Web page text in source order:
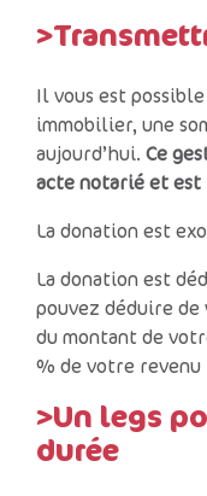
Il vous est
immobilier, une
aujourd’hui. Ce
acte notarié et
La donation est
La donation est
pouvez déduire
du montant de
% de votre revenu
>Un legs
durée